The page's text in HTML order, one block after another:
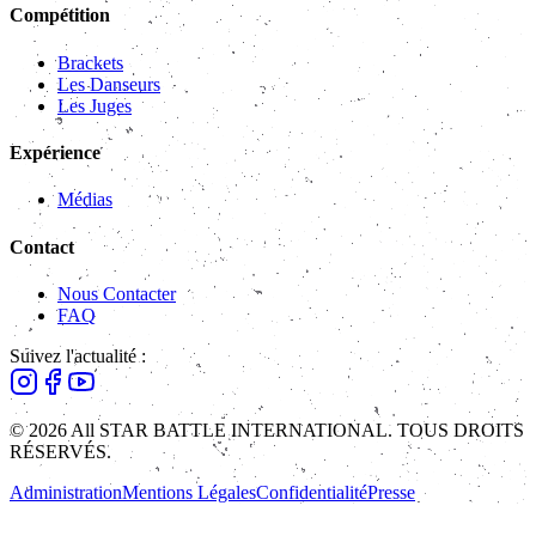
Compétition
Brackets
Les Danseurs
Les Juges
Expérience
Médias
Contact
Nous Contacter
FAQ
Suivez l'actualité :
© 2026 All STAR BATTLE INTERNATIONAL. TOUS DROITS
RÉSERVÉS.
AdministrationMentions LégalesConfidentialitéPresse